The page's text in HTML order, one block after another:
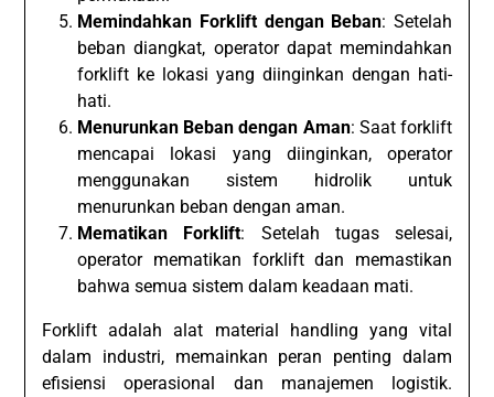
Memindahkan Forklift dengan Beban: Setelah
beban diangkat, operator dapat memindahkan
forklift ke lokasi yang diinginkan dengan hati-
hati.
Menurunkan Beban dengan Aman: Saat forklift
mencapai lokasi yang diinginkan, operator
menggunakan sistem hidrolik untuk
menurunkan beban dengan aman.
Mematikan Forklift: Setelah tugas selesai,
operator mematikan forklift dan memastikan
bahwa semua sistem dalam keadaan mati.
Forklift adalah alat material handling yang vital
dalam industri, memainkan peran penting dalam
efisiensi operasional dan manajemen logistik.